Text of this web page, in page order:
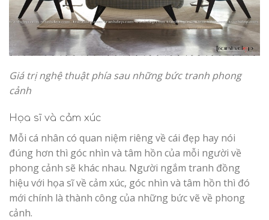
Giá trị nghệ thuật phía sau những bức tranh phong
cảnh
Họa sĩ và cảm xúc
Mỗi cá nhân có quan niệm riêng về cái đẹp hay nói
đúng hơn thì góc nhìn và tâm hồn của mỗi người về
phong cảnh sẽ khác nhau. Người ngắm tranh đồng
hiệu với họa sĩ về cảm xúc, góc nhìn và tâm hồn thì đó
mới chính là thành công của những bức vẽ về phong
cảnh.